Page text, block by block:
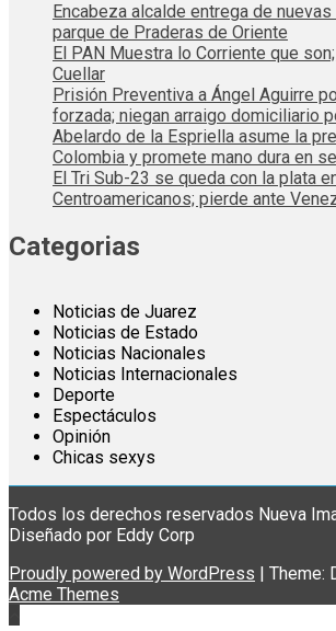
Encabeza alcalde entrega de
parque de Praderas de Oriente
El PAN Muestra lo Corriente que
Cuellar
Prisión Preventiva a Ángel Aguirre
forzada; niegan arraigo domiciliario
Abelardo de la Espriella asume la
Colombia y promete mano dura en
El Tri Sub-23 se queda con la plata
Centroamericanos; pierde ante
Categorias
Noticias de Juarez
Noticias de Estado
Noticias Nacionales
Noticias Internacionales
Deporte
Espectáculos
Opinión
Chicas sexys
Todos los derechos reservados Nueva
Diseñado por Eddy Corp
Proudly powered by WordPress
Theme:
Acme Themes